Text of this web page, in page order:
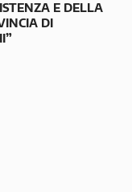
E DELLA
DI